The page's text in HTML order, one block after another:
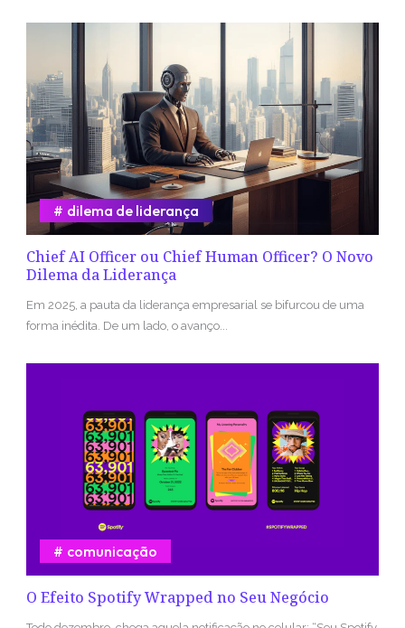
Chief AI Officer ou Chief Human Officer? O Novo
Dilema da Liderança
dilema de liderança
Em 2025, a pauta da liderança empresarial se bifurcou de uma
forma inédita. De um lado, o avanço...
O Efeito Spotify Wrapped no Seu Negócio
comunicação